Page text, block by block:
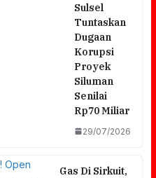
Sulsel
Tuntaskan
Dugaan
Korupsi
Proyek
Siluman
Senilai
Rp70 Miliar
29/07/2026
Gas Di Sirkuit,